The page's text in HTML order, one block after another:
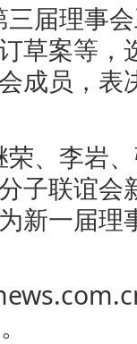
届理事
草案等，
成员，表
、李岩
子联谊会
新一届理